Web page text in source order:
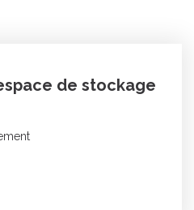
de stockage